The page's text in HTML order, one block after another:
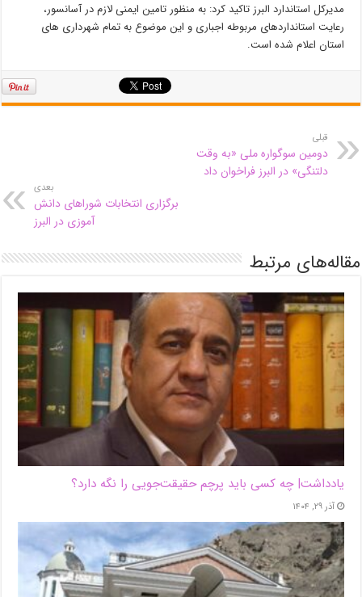
مدیرکل استاندارد البرز تاکید کرد: به منظور تامین ایمنی لازم در آسانسور،
رعایت استانداردهای مربوطه اجباری و این موضوع به تمام شهرداری های
استان اعلام شده است.
قبلی
دومین سوگواره ملی «به وقت
دلتنگی» در البرز فراخوان داد
بعدی
برگزاری انتخابات شوراهای دانش
آموزی در البرز
مقاله‌های مرتبط
یادداشت| ‌چه کسی باید پرچم حقیقت‌جویی را نگه دارد؟
آذر ۲۹, ۱۴۰۴